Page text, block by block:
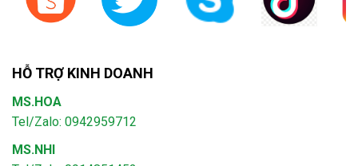
HỖ TRỢ KINH DOANH
MS.HOA
Tel/Zalo: 0942959712
MS.NHI